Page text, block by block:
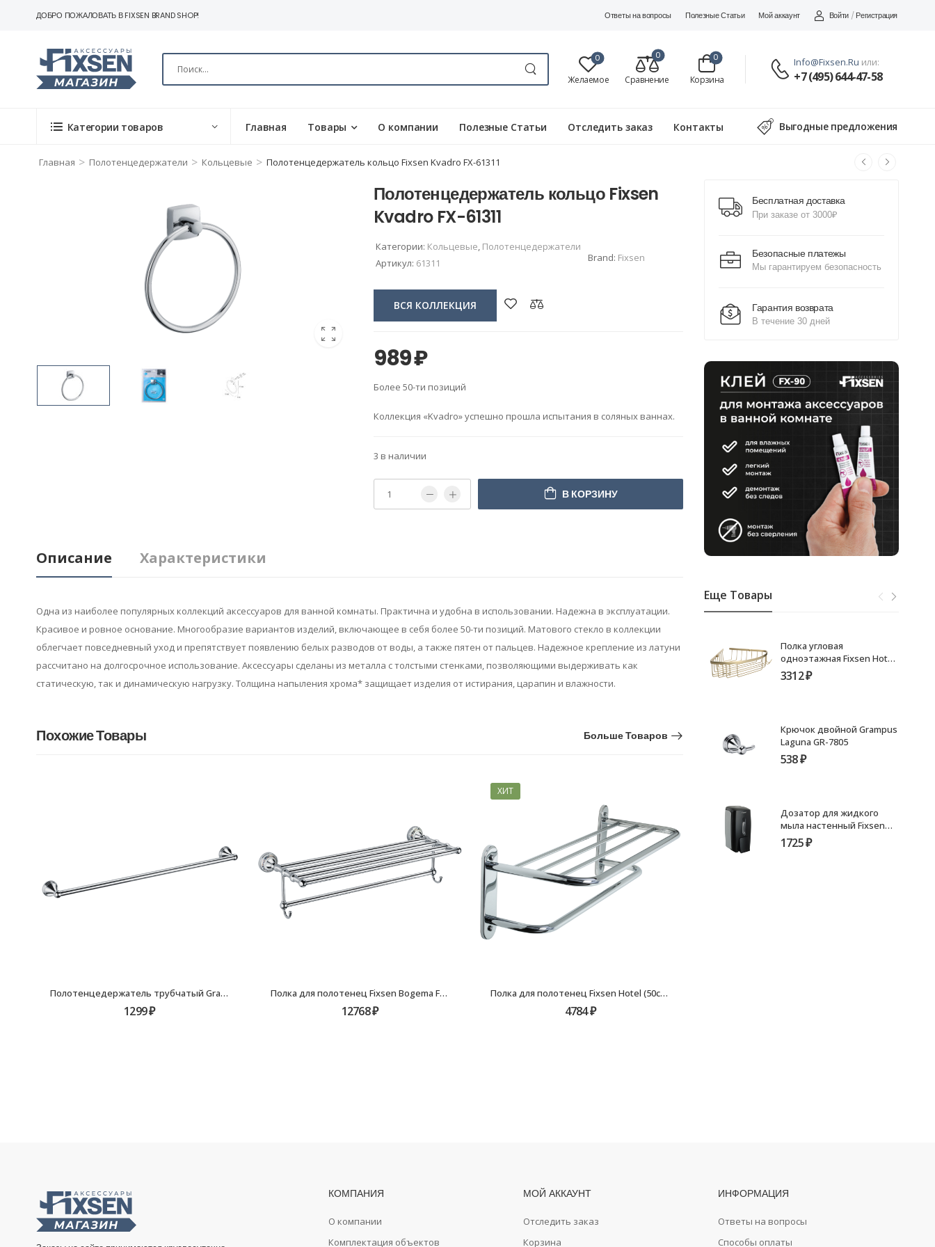
ДОБРО ПОЖАЛОВАТЬ В FIXSEN BRAND SHOP! Ответы на вопросы Полезные Статьи Мой аккаунт Войти / Регистрация
0
Желаемое
0
Сравнение Корзина
0 Info@fixsen.ru или:
+7 (495) 644-47-58
Категории товаров Главная Товары О компании Полезные Статьи Отследить заказ Контакты Выгодные предложения
Главная > Полотенцедержатели > Кольцевые > Полотенцедержатель кольцо Fixsen Kvadro FX-61311
Бесплатная доставка
При заказе от 3000₽
Безопасные платежы
Мы гарантируем безопасность
Гарантия возврата
В течение 30 дней
Еще Товары
Полка угловая
одноэтажная Fixsen Hotel
матовое золото FX-31051-
1G
3312₽
Крючок двойной Grampus
Laguna GR-7805
538₽
Дозатор для жидкого
мыла настенный Fixsen
Hotel FX-31012K
1725₽
Полотенцедержатель кольцо Fixsen
Kvadro FX-61311
Категории: Кольцевые, Полотенцедержатели
Артикул: 61311 Brand: Fixsen
ВСЯ КОЛЛЕКЦИЯ
989₽
Более 50-ти позиций
Коллекция «Kvadro» успешно прошла испытания в соляных ваннах.
3 в наличии
В КОРЗИНУ
Описание Характеристики
Одна из наиболее популярных коллекций аксессуаров для ванной комнаты. Практична и удобна в использовании. Надежна в эксплуатации.
Красивое и ровное основание. Многообразие вариантов изделий, включающее в себя более 50-ти позиций. Матового стекло в коллекции
облегчает повседневный уход и препятствует появлению белых разводов от воды, а также пятен от пальцев. Надежное крепление из латуни
рассчитано на долгосрочное использование. Аксессуары сделаны из металла с толстыми стенками, позволяющими выдерживать как
статическую, так и динамическую нагрузку. Толщина напыления хрома* защищает изделия от истирания, царапин и влажности.
Похожие Товары Больше Товаров
Полотенцедержатель трубчатый Grampus Laguna GR-7801
1299₽
Полка для полотенец Fixsen Bogema FX-78515
12768₽
ХИТ
Полка для полотенец Fixsen Hotel (50см) FX-31015A
4784₽
КОМПАНИЯ
О компании
Комплектация объектов
МОЙ АККАУНТ
Отследить заказ
Корзина
ИНФОРМАЦИЯ
Ответы на вопросы
Способы оплаты